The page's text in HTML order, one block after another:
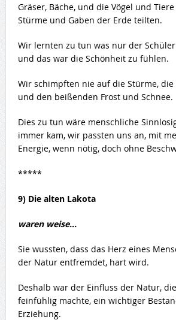
Gräser, Bäche, und die Vögel und
Stürme und Gaben der Erde teilten.
Wir lernten zu tun was nur der
und das war die Schönheit zu fühlen.
Wir schimpften nie auf die Stürme,
und den beißenden Frost und Schnee.
Dies zu tun wäre menschliche
immer kam, wir passten uns an, mit
Energie, wenn nötig, doch ohne
*****
9) Die alten Lakota
waren weise…
Sie wussten, dass das Herz eines
der Natur entfremdet, hart wird.
Deshalb war der Einfluss der Natur,
feinfühlig machte, ein wichtiger
Erziehung.